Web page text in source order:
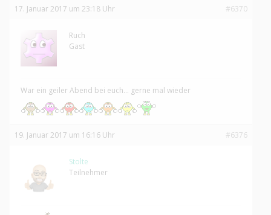
17. Januar 2017 um 23:18 Uhr #6370
Ruch
Gast
War ein geiler Abend bei euch… gerne mal wieder
19. Januar 2017 um 16:16 Uhr #6376
Stolte
Teilnehmer